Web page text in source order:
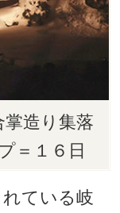
造り集落
＝１６日
ている岐